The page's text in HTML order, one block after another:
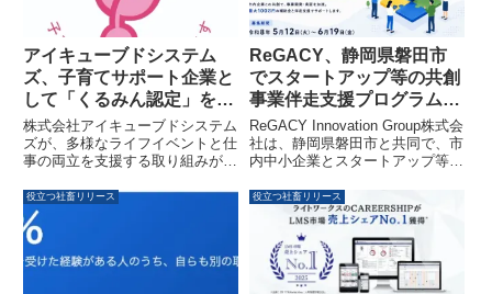
アイキューブドシステム
ズ、子育てサポート企業と
して「くるみん認定」を取
得
株式会社アイキューブドシステム
ズが、多様なライフイベントと仕
事の両立を支援する取り組みが評
「くるみん認定」を取得しまし
た。柔軟な働き方を実現する職場
づくりを通じて、社員が長期的に
キャリアを築ける環境を提供して
います。
ReGACY、静岡県磐田市
でスタートアップ等の共創
事業伴走支援プログラムを
開始
ReGACY Innovation Group株式会
社は、静岡県磐田市と共同で、市
内中小企業とスタートアップ等に
トを支援する共創型補助金・伴走
支援プログラムの募集を開始しま
した。最大100万円の補助金と伴
走支援により、事業開発を加速さ
せ、市内における新産業のクラス
ター構築を目指します。
役立つ社畜リリース 役立つ社畜リリース